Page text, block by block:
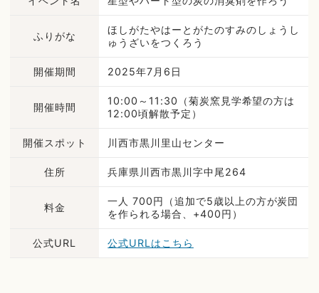
ふりがな
ほしがたやはーとがたのすみのしょうし
ゅうざいをつくろう
開催期間 2025年7月6日
開催時間
10:00～11:30（菊炭窯見学希望の方は
12:00頃解散予定）
開催スポット 川西市黒川里山センター
住所 兵庫県川西市黒川字中尾264
料金
一人 700円（追加で5歳以上の方が炭団
を作られる場合、+400円）
公式URL 公式URLはこちら